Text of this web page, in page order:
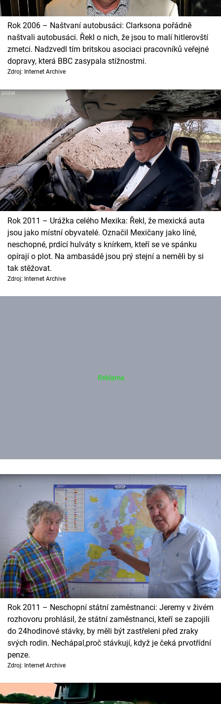
Rok 2006 – Naštvaní autobusáci: Clarksona pořádně
naštvali autobusáci. Řekl o nich, že jsou to malí hitlerovští
zmetci. Nadzvedl tím britskou asociaci pracovníků veřejné
dopravy, která BBC zasypala stížnostmi.
Zdroj: Internet Archive
Rok 2011 – Urážka celého Mexika: Řekl, že mexická auta
jsou jako místní obyvatelé. Označil Mexičany jako líné,
neschopné, prdící hulváty s knírkem, kteří se ve spánku
opírají o plot. Na ambasádě jsou prý stejní a neměli by si
tak stěžovat.
Zdroj: Internet Archive
Rok 2011 – Neschopní státní zaměstnanci: Jeremy v živém
rozhovoru prohlásil, že státní zaměstnanci, kteří se zapojili
do 24hodinové stávky, by měli být zastřeleni před zraky
svých rodin. Nechápal,proč stávkují, když je čeká prvotřídní
penze.
Zdroj: Internet Archive